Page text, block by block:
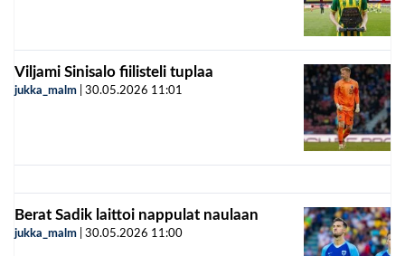
Viljami Sinisalo fiilisteli tuplaa
jukka_malm 30.05.2026 11:01
Berat Sadik laittoi nappulat naulaan
jukka_malm 30.05.2026 11:00